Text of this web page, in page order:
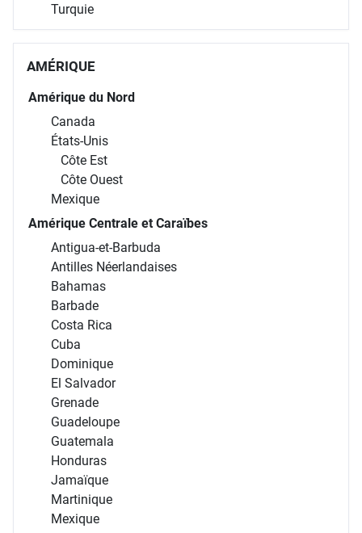
Turquie
AMÉRIQUE
Amérique du Nord
Canada
États-Unis
Côte Est
Côte Ouest
Mexique
Amérique Centrale et Caraïbes
Antigua-et-Barbuda
Antilles Néerlandaises
Bahamas
Barbade
Costa Rica
Cuba
Dominique
El Salvador
Grenade
Guadeloupe
Guatemala
Honduras
Jamaïque
Martinique
Mexique